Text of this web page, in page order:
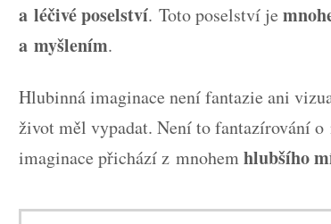
a léčivé poselství. Toto poselství je
a myšlením.
Hlubinná imaginace není fantazie ani
život měl vypadat. Není to fantazírování
imaginace přichází z mnohemhlubšího